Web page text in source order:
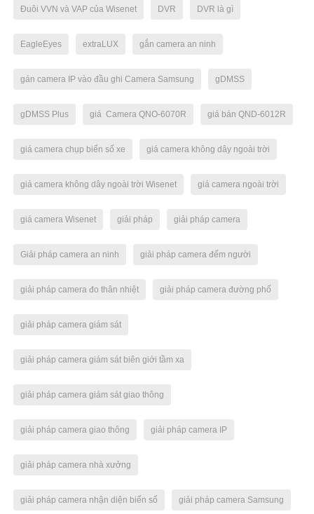
Đuôi VVN và VAP của Wisenet DVR DVR là gì
EagleEyes extraLUX gắn camera an ninh
gán camera IP vào đầu ghi Camera Samsung gDMSS
gDMSS Plus giá Camera QNO-6070R giá bán QND-6012R
giá camera chụp biển số xe giá camera không dây ngoài trời
giá camera không dây ngoài trời Wisenet giá camera ngoài trời
giá camera Wisenet giải pháp giải pháp camera
Giải pháp camera an ninh giải pháp camera đếm người
giải pháp camera đo thân nhiệt giải pháp camera đường phố
giải pháp camera giám sát
giải pháp camera giám sát biên giới tầm xa
giải pháp camera giám sát giao thông
giải pháp camera giao thông giải pháp camera IP
giải pháp camera nhà xưởng
giải pháp camera nhận diện biển số giải pháp camera Samsung